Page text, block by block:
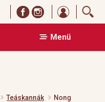
Menü
Teáskannák
Nong